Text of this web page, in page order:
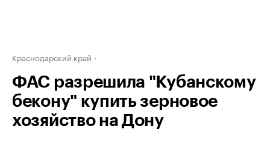
Краснодарский край
ФАС разрешила "Кубанскому
бекону" купить зерновое
хозяйство на Дону